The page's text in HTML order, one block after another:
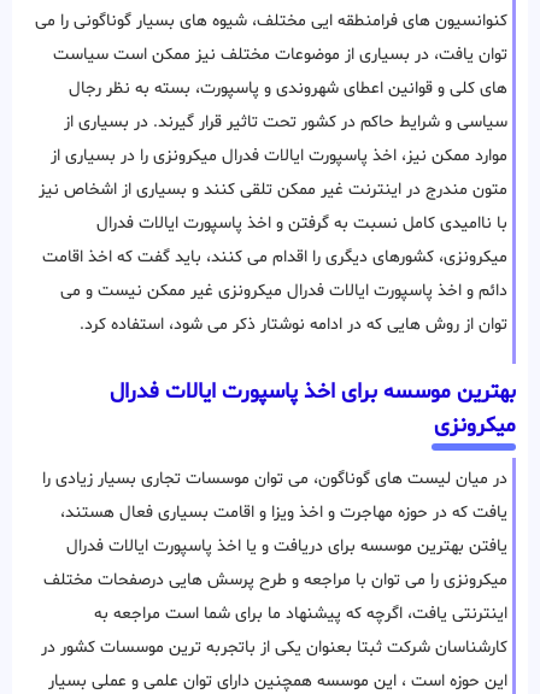
کنوانسیون های فرامنطقه ایی مختلف، شیوه های بسیار گوناگونی را می
توان یافت، در بسیاری از موضوعات مختلف نیز ممکن است سیاست
های کلی و قوانین اعطای شهروندی و پاسپورت، بسته به نظر رجال
سیاسی و شرایط حاکم در کشور تحت تاثیر قرار گیرند. در بسیاری از
موارد ممکن نیز، اخذ پاسپورت ایالات فدرال میکرونزی را در بسیاری از
متون مندرج در اینترنت غیر ممکن تلقی کنند و بسیاری از اشخاص نیز
با ناامیدی کامل نسبت به گرفتن و اخذ پاسپورت ایالات فدرال
میکرونزی، کشورهای دیگری را اقدام می کنند، باید گفت که اخذ اقامت
دائم و اخذ پاسپورت ایالات فدرال میکرونزی غیر ممکن نیست و می
توان از روش هایی که در ادامه نوشتار ذکر می شود، استفاده کرد.
بهترین موسسه برای اخذ پاسپورت ایالات فدرال
میکرونزی
در میان لیست های گوناگون، می توان موسسات تجاری بسیار زیادی را
یافت که در حوزه مهاجرت و اخذ ویزا و اقامت بسیاری فعال هستند،
یافتن بهترین موسسه برای دریافت و یا اخذ پاسپورت ایالات فدرال
میکرونزی را می توان با مراجعه و طرح پرسش هایی درصفحات مختلف
اینترنتی یافت، اگرچه که پیشنهاد ما برای شما است مراجعه به
کارشناسان شرکت ثبتا بعنوان یکی از باتجربه ترین موسسات کشور در
این حوزه است ، این موسسه همچنین دارای توان علمی و عملی بسیار